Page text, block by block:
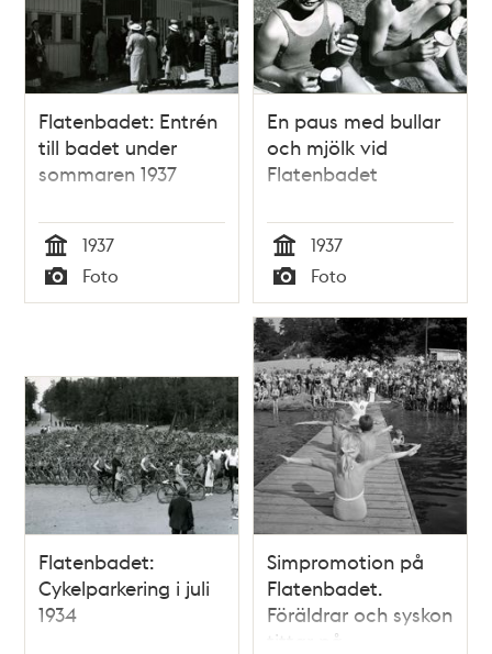
Flatenbadet: Entrén
till badet under
sommaren 1937
Tid
1937
Typ
Foto
En paus med bullar
och mjölk vid
Flatenbadet
Tid
1937
Typ
Foto
Flatenbadet:
Cykelparkering i juli
1934
Simpromotion på
Flatenbadet.
Föräldrar och syskon
tittar på